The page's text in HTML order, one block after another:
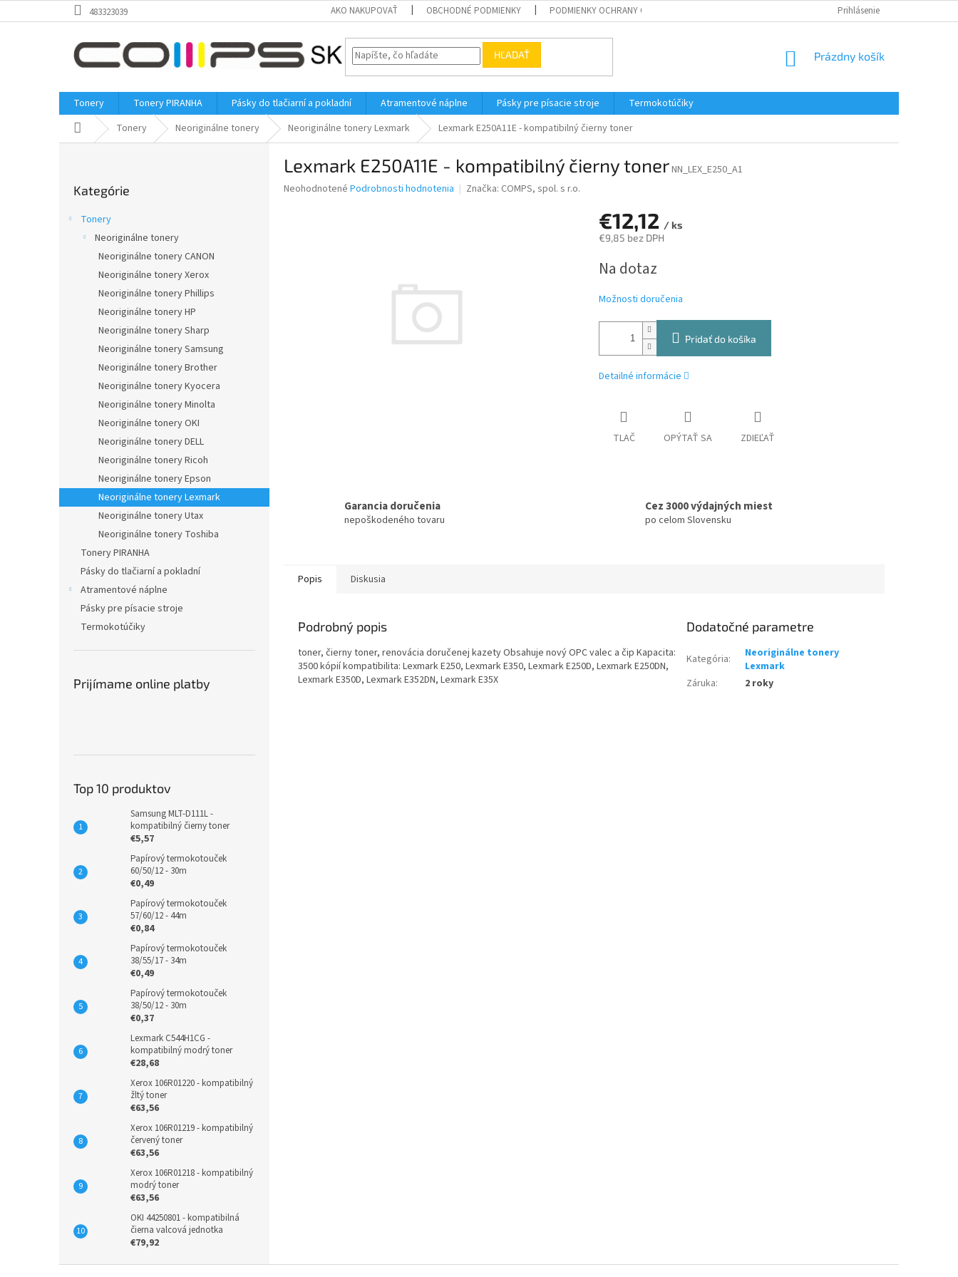
na
483323039 AKO NAKUPOVAŤ OBCHODNÉ PODMIENKY PODMIENKY OCHRANY OSOBNÝCH ÚDAJOV KONTAKTY
Prihlásenie
HĽADAŤ
NÁKUPNÝ
Prázdny košík
Tonery Tonery PIRANHA Pásky do tlačiarní a pokladní Atramentové náplne Pásky pre písacie stroje
Termokotúčiky
Domov Tonery Neoriginálne tonery Neoriginálne tonery Lexmark Lexmark E250A11E - kompatibilný čierny toner
kategórie
Kategórie
Tonery
Neoriginálne tonery
Neoriginálne tonery CANON
Neoriginálne tonery Xerox
Neoriginálne tonery Phillips
Neoriginálne tonery HP
Neoriginálne tonery Sharp
Neoriginálne tonery Samsung
Neoriginálne tonery Brother
Neoriginálne tonery Kyocera
Neoriginálne tonery Minolta
Neoriginálne tonery OKI
Neoriginálne tonery DELL
Neoriginálne tonery Ricoh
Neoriginálne tonery Epson
Neoriginálne tonery Lexmark
Neoriginálne tonery Utax
Neoriginálne tonery Toshiba
Tonery PIRANHA
Pásky do tlačiarní a pokladní
Atramentové náplne
Pásky pre písacie stroje
Termokotúčiky
Prijímame online platby
Top 10 produktov
Samsung MLT-D111L -
kompatibilný čierny toner
€5,57
Papírový termokotouček
60/50/12 - 30m
€0,49
Papírový termokotouček
57/60/12 - 44m
€0,84
Papírový termokotouček
38/55/17 - 34m
€0,49
Papírový termokotouček
38/50/12 - 30m
€0,37
Lexmark C544H1CG -
kompatibilný modrý toner
€28,68
Xerox 106R01220 - kompatibilný
žltý toner
€63,56
Xerox 106R01219 - kompatibilný
červený toner
€63,56
Xerox 106R01218 - kompatibilný
modrý toner
€63,56
OKI 44250801 - kompatibilná
čierna valcová jednotka
€79,92
Lexmark E250A11E - kompatibilný čierny tonerNN_LEX_E250_A1
Priemerné
Neohodnotené Podrobnosti hodnotenia Značka: COMPS, spol. s r.o.
€12,12 / ks
€9,85 bez DPH
cena:
Na dotaz
Možnosti doručenia
Pridať do košíka
Detailné informácie
TLAČ OPÝTAŤ SA ZDIEĽAŤ
Garancia doručenia
nepoškodeného tovaru
Cez 3000 výdajných miest
po celom Slovensku
Popis Diskusia
Podrobný popis
toner, čierny toner, renovácia doručenej kazety Obsahuje nový OPC valec a čip Kapacita:
3500 kópií kompatibilita: Lexmark E250, Lexmark E350, Lexmark E250D, Lexmark E250DN,
Lexmark E350D, Lexmark E352DN, Lexmark E35X
Dodatočné parametre
Kategória:
Neoriginálne tonery
Lexmark
Záruka: 2 roky